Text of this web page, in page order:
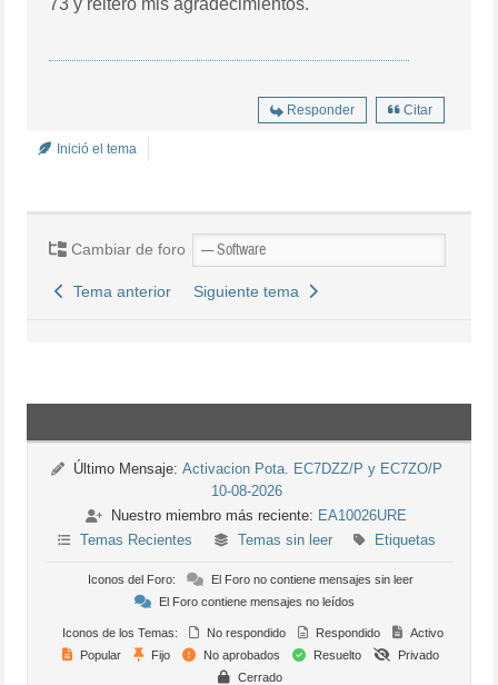
Responder Citar
Inició el tema
Cambiar de foro
Tema anterior Siguiente tema
Último Mensaje: Activacion Pota. EC7DZZ/P y EC7ZO/P
10-08-2026
Nuestro miembro más reciente: EA10026URE
Temas Recientes
Temas sin leer Etiquetas
Iconos del Foro:
El Foro no contiene mensajes sin leer
El Foro contiene mensajes no leídos
Iconos de los Temas: No respondido Respondido
Activo
Popular
Fijo No aprobados Resuelto
Privado
Cerrado